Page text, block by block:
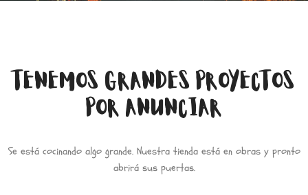
TENEMOS GRANDES PROYECTOS
POR ANUNCIAR
Se está cocinando algo grande. Nuestra tienda está en obras y pronto
abrirá sus puertas.